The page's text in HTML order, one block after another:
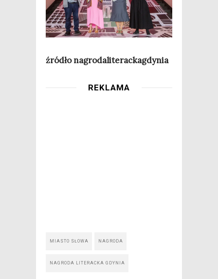
źró­dło nagrodaliterackagdynia
REKLAMA
MIASTO SŁOWA NAGRODA
NAGRODA LITERACKA GDYNIA